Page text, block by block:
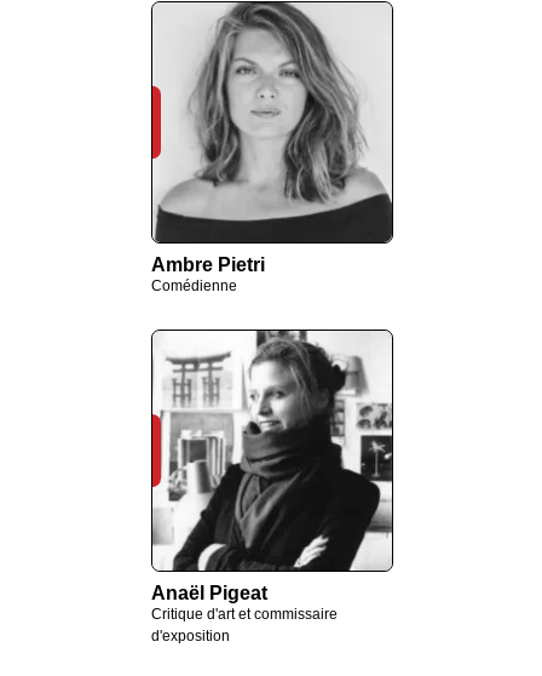
Ambre Pietri
Comédienne
Anaël Pigeat
Critique d'art et commissaire
d'exposition